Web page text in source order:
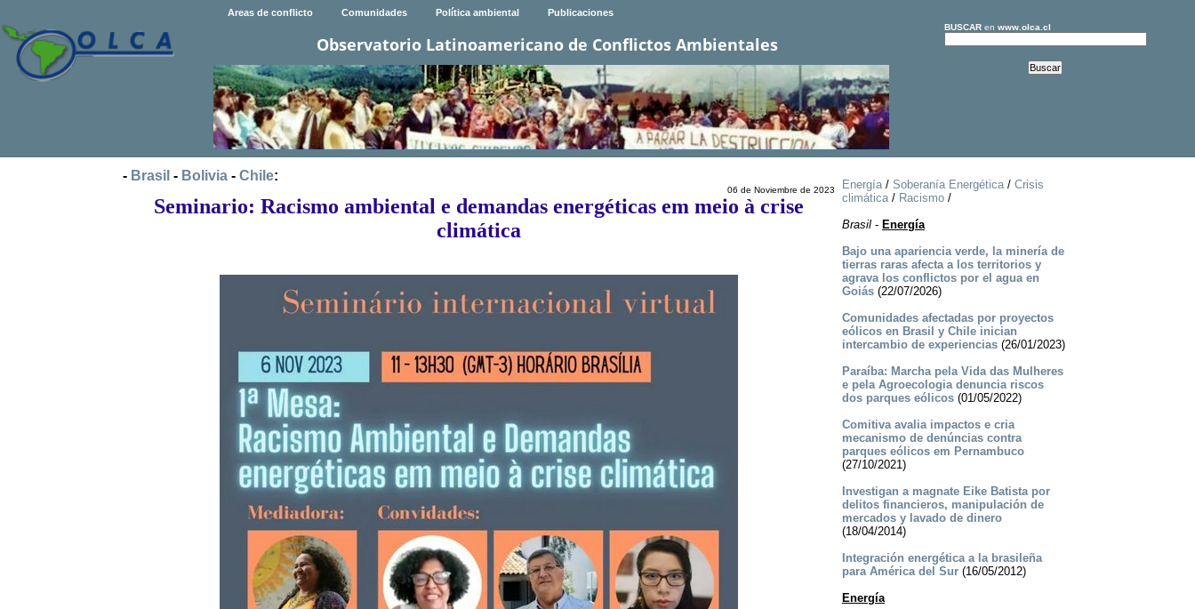
Areas de conflicto Comunidades Política ambiental Publicaciones
Observatorio Latinoamericano de Conflictos Ambientales
BUSCARen www.olca.cl
- Brasil - Bolivia - Chile:
06 de Noviembre de 2023
Seminario: Racismo ambiental e demandas energéticas em meio à crise
climática
Energía/ Soberanía Energética/ Crisis
climática/ Racismo/
Brasil- Energía
Bajo una apariencia verde, la minería de
tierras raras afecta a los territorios y
agrava los conflictos por el agua en
Goiás(22/07/2026)
Comunidades afectadas por proyectos
eólicos en Brasil y Chile inician
intercambio de experiencias(26/01/2023)
Paraíba: Marcha pela Vida das Mulheres
e pela Agroecologia denuncia riscos
dos parques eólicos(01/05/2022)
Comitiva avalia impactos e cria
mecanismo de denúncias contra
parques eólicos em Pernambuco
(27/10/2021)
Investigan a magnate Eike Batista por
delitos financieros, manipulación de
mercados y lavado de dinero
(18/04/2014)
Integración energética a la brasileña
para América del Sur(16/05/2012)
Energía